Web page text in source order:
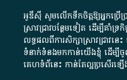
អូឌីស៊ី សូមលើកទឹកចិត្តឱ្យអ្នកប្រើប្
ស្រាវជ្រាវបន្ថែមទៀត ដើម្បីគាំទ្
លទ្ធផលពីការសិក្សាស្រាវជ្រាវន
ទំនាក់ទំនងមកកាន់យើងខ្ញុំ ដើម្បី
គេហទំព័នេះ កាន់តែល្អប្រសើរឡ